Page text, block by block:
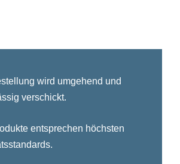
wird umgehend und
verschickt.
entsprechen höchsten